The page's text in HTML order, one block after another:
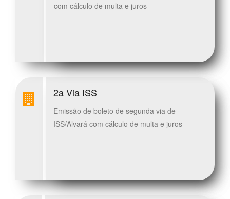
com cálculo de multa e juros
2a Via ISS
Emissão de boleto de segunda via de
ISS/Alvará com cálculo de multa e juros